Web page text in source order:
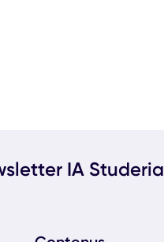
IA Studeria